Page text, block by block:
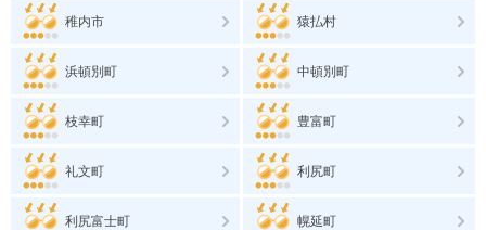
稚内市 猿払村
浜頓別町 中頓別町
枝幸町 豊富町
礼文町 利尻町
利尻富士町 幌延町